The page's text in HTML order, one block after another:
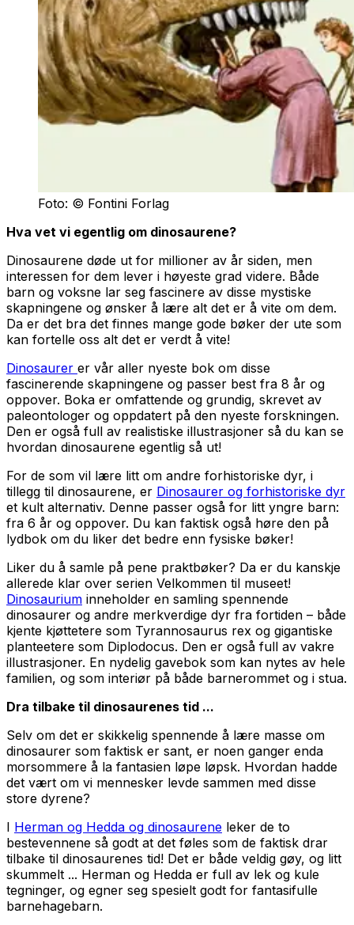
Foto: © Fontini Forlag
Hva vet vi egentlig om dinosaurene?
Dinosaurene døde ut for millioner av år siden, men
interessen for dem lever i høyeste grad videre. Både
barn og voksne lar seg fascinere av disse mystiske
skapningene og ønsker å lære alt det er å vite om dem.
Da er det bra det finnes mange gode bøker der ute som
kan fortelle oss alt det er verdt å vite!
Dinosaurer er vår aller nyeste bok om disse
fascinerende skapningene og passer best fra 8 år og
oppover. Boka er omfattende og grundig, skrevet av
paleontologer og oppdatert på den nyeste forskningen.
Den er også full av realistiske illustrasjoner så du kan se
hvordan dinosaurene egentlig så ut!
For de som vil lære litt om andre forhistoriske dyr, i
tillegg til dinosaurene, er Dinosaurer og forhistoriske dyr
et kult alternativ. Denne passer også for litt yngre barn:
fra 6 år og oppover. Du kan faktisk også høre den på
lydbok om du liker det bedre enn fysiske bøker!
Liker du å samle på pene praktbøker? Da er du kanskje
allerede klar over serien Velkommen til museet!
Dinosaurium inneholder en samling spennende
dinosaurer og andre merkverdige dyr fra fortiden – både
kjente kjøttetere som Tyrannosaurus rex og gigantiske
planteetere som Diplodocus. Den er også full av vakre
illustrasjoner. En nydelig gavebok som kan nytes av hele
familien, og som interiør på både barnerommet og i stua.
Dra tilbake til dinosaurenes tid ...
Selv om det er skikkelig spennende å lære masse om
dinosaurer som faktisk er sant, er noen ganger enda
morsommere å la fantasien løpe løpsk. Hvordan hadde
det vært om vi mennesker levde sammen med disse
store dyrene?
I Herman og Hedda og dinosaurene leker de to
bestevennene så godt at det føles som de faktisk drar
tilbake til dinosaurenes tid! Det er både veldig gøy, og litt
skummelt ... Herman og Hedda er full av lek og kule
tegninger, og egner seg spesielt godt for fantasifulle
barnehagebarn.